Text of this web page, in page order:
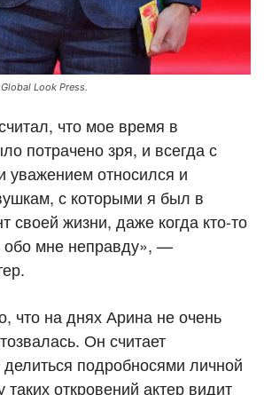
Look Press.
что мое время в
потрачено зря, и всегда с
уважением относился и
с которыми я был в
своей жизни, даже когда кто-то
обо мне неправду», —
что на днях Арина не очень
Он считает
подробносями личной
откровений актер видит